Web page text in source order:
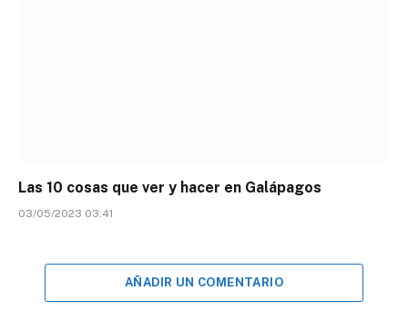
Las 10 cosas que ver y hacer en Galápagos
03/05/2023 03:41
AÑADIR UN COMENTARIO